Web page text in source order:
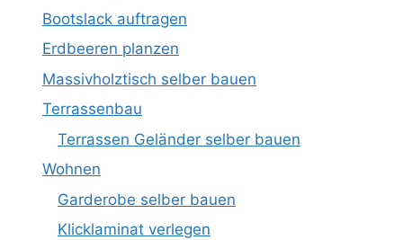
Bootslack auftragen
Erdbeeren planzen
Massivholztisch selber bauen
Terrassenbau
Terrassen Geländer selber bauen
Wohnen
Garderobe selber bauen
Klicklaminat verlegen